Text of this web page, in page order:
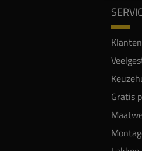
Gratis